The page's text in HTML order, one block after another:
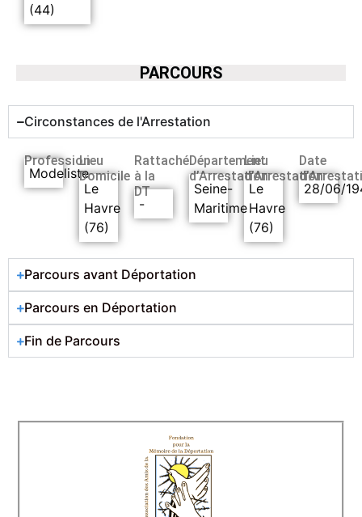
(44)
PARCOURS
Circonstances de l'Arrestation
Profession
Modeliste
Lieu
Domicile
Le
Havre
(76)
Rattaché
à la
DT
-
Département
d’Arrestation
Seine-
Maritime
Lieu
d’Arrestation
Le
Havre
(76)
Date
28/06/
Parcours avant Déportation
Parcours en Déportation
Fin de Parcours